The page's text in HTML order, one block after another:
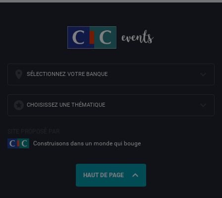
SÉLECTIONNEZ VOTRE BANQUE
CHOISISSEZ UNE THÉMATIQUE
Construisons dans un monde qui bouge
HAUT DE PAGE expand_less